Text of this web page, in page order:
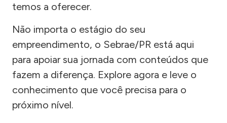
temos a oferecer.
Não importa o estágio do seu
empreendimento, o Sebrae/PR está aqui
para apoiar sua jornada com conteúdos que
fazem a diferença. Explore agora e leve o
conhecimento que você precisa para o
próximo nível.